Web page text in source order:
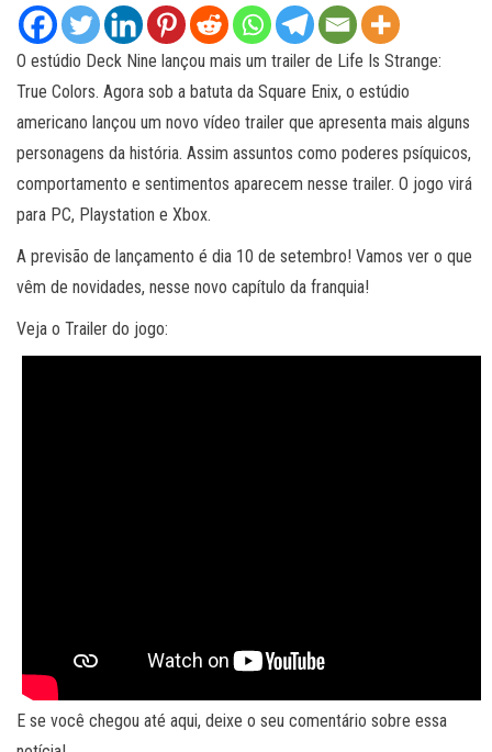
O estúdio Deck Nine lançou mais um trailer de Life Is Strange:
True Colors. Agora sob a batuta da Square Enix, o estúdio
americano lançou um novo vídeo trailer que apresenta mais alguns
personagens da história. Assim assuntos como poderes psíquicos,
comportamento e sentimentos aparecem nesse trailer. O jogo virá
para PC, Playstation e Xbox.
A previsão de lançamento é dia 10 de setembro! Vamos ver o que
vêm de novidades, nesse novo capítulo da franquia!
Veja o Trailer do jogo:
E se você chegou até aqui, deixe o seu comentário sobre essa